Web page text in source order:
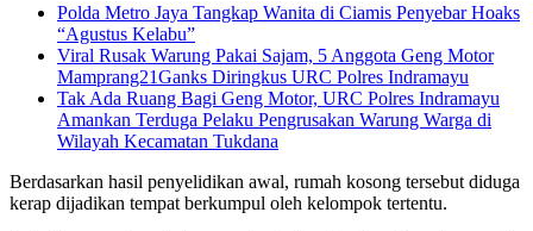
Polda Metro Jaya Tangkap Wanita di Ciamis Penyebar Hoaks
“Agustus Kelabu”
Viral Rusak Warung Pakai Sajam, 5 Anggota Geng Motor
Mamprang21Ganks Diringkus URC Polres Indramayu
Tak Ada Ruang Bagi Geng Motor, URC Polres Indramayu
Amankan Terduga Pelaku Pengrusakan Warung Warga di
Wilayah Kecamatan Tukdana
Berdasarkan hasil penyelidikan awal, rumah kosong tersebut diduga
kerap dijadikan tempat berkumpul oleh kelompok tertentu.